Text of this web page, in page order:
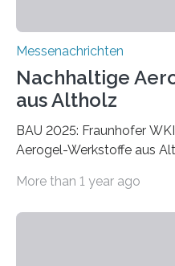
Messenachrichten
Nachhaltige
aus Altholz
BAU 2025: Fraunhofer
Aerogel-Werkstoffe aus
ein Projekt zur
More than 1 year ago